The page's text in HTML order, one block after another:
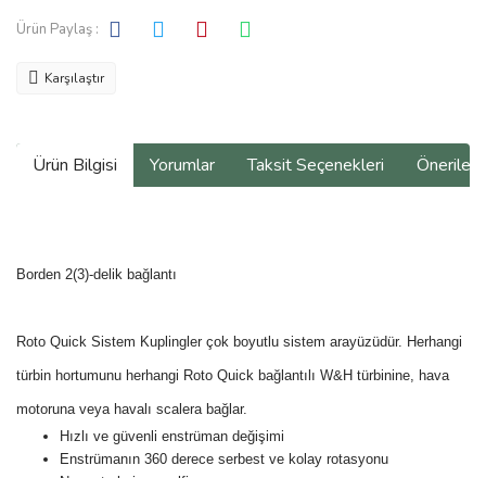
Ürün Paylaş :
Karşılaştır
Ürün Bilgisi Yorumlar Taksit Seçenekleri
Borden 2(3)-delik bağlantı
Roto Quick Sistem Kuplingler çok boyutlu sistem arayüzüdür. Herhangi
türbin hortumunu herhangi Roto Quick bağlantılı W&H türbinine, hava
motoruna veya havalı scalera bağlar.
Hızlı ve güvenli enstrüman değişimi
Enstrümanın 360 derece serbest ve kolay rotasyonu